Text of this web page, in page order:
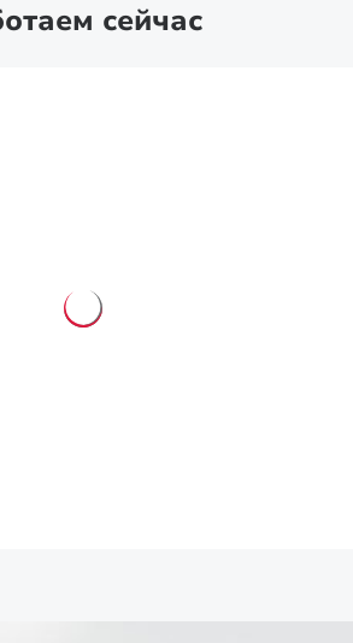
сейчас